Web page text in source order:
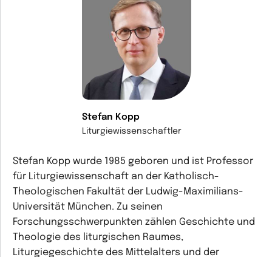
Stefan Kopp
Liturgiewissenschaftler
Stefan Kopp wurde 1985 geboren und ist Professor
für Liturgiewissenschaft an der Katholisch-
Theologischen Fakultät der Ludwig-Maximilians-
Universität München. Zu seinen
Forschungsschwerpunkten zählen Geschichte und
Theologie des liturgischen Raumes,
Liturgiegeschichte des Mittelalters und der